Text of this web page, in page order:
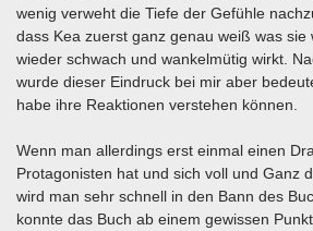
wenig verweht die Tiefe der Gefühle
dass Kea zuerst ganz genau weiß was sie
wieder schwach und wankelmütig wirkt.
wurde dieser Eindruck bei mir aber
habe ihre Reaktionen verstehen können.
Wenn man allerdings erst einmal einen
Protagonisten hat und sich voll und Ganz
wird man sehr schnell in den Bann des
konnte das Buch ab einem gewissen